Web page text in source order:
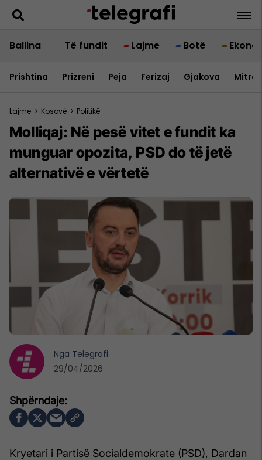
Ballina Të fundit Lajme Botë
Prishtina Prizreni Peja Ferizaj Gjakova
Lajme > Kosovë > Politikë
Molliqaj: Në pesë vitet e fundit ka
munguar opozita, PSD do të jetë
alternativë e vërtetë
Kryetari i Partisë Socialdemokrate (PSD), Dardan
Nga Telegrafi
29/04/2026